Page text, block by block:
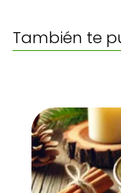
También te